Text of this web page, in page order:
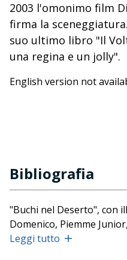
2003 l'omonimo film
firma la
suo ultimo libro "Il
una regina e un jolly".
English version not
Bibliografia
"Buchi nel Deserto", con
Domenico, Piemme
"C'è un maschio nel
Leggi tutto